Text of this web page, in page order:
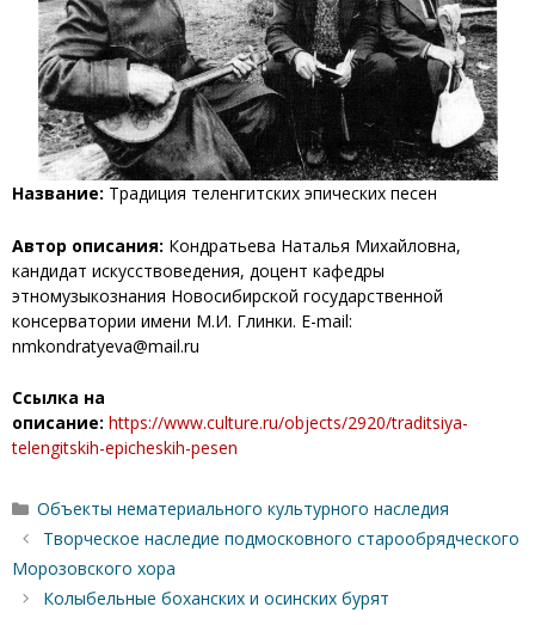
Название: Традиция теленгитских эпических песен
Автор описания: Кондратьева Наталья Михайловна,
кандидат искусствоведения, доцент кафедры
этномузыкознания Новосибирской государственной
консерватории имени М.И. Глинки. E-mail:
nmkondratyeva@mail.ru
Ссылка на
описание: https://www.culture.ru/objects/2920/traditsiya-
telengitskih-epicheskih-pesen
Рубрики
Объекты нематериального культурного наследия
Творческое наследие подмосковного старообрядческого
Морозовского хора
Колыбельные боханских и осинских бурят